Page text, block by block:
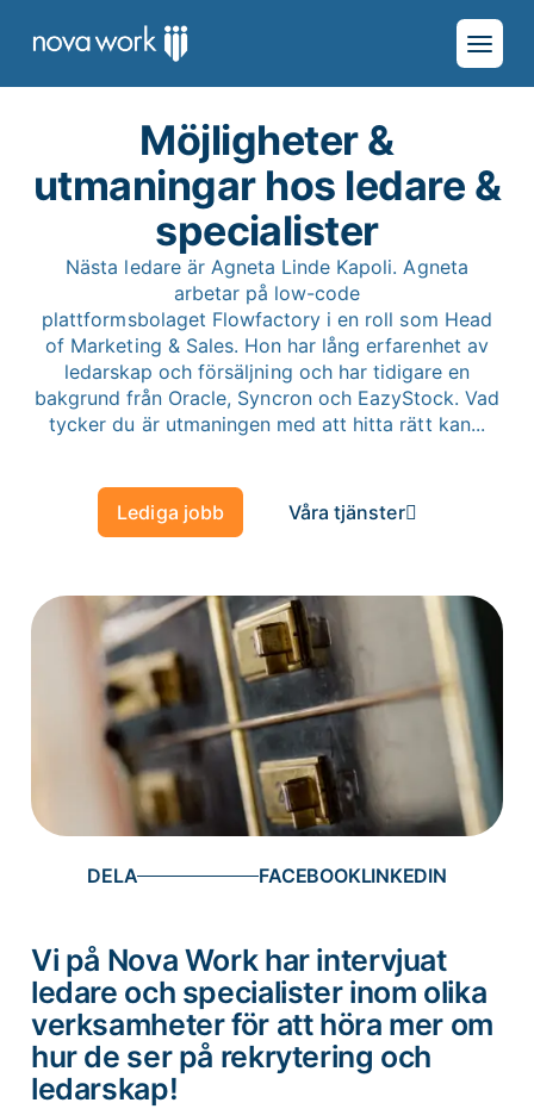
Möjligheter &
utmaningar hos ledare &
specialister
Nästa ledare är Agneta Linde Kapoli. Agneta
arbetar på low-code
plattformsbolaget Flowfactory i en roll som Head
of Marketing & Sales. Hon har lång erfarenhet av
ledarskap och försäljning och har tidigare en
bakgrund från Oracle, Syncron och EazyStock. Vad
tycker du är utmaningen med att hitta rätt kan...
Lediga jobb Våra tjänster
DELA
Vi på Nova Work har intervjuat
ledare och specialister inom olika
verksamheter för att höra mer om
hur de ser på rekrytering och
ledarskap!